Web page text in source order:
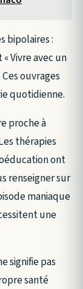
bipolaires :
Vivre avec un
ouvrages
quotidienne.
proche à
thérapies
ont
renseigner sur
maniaque
une
signifie pas
santé